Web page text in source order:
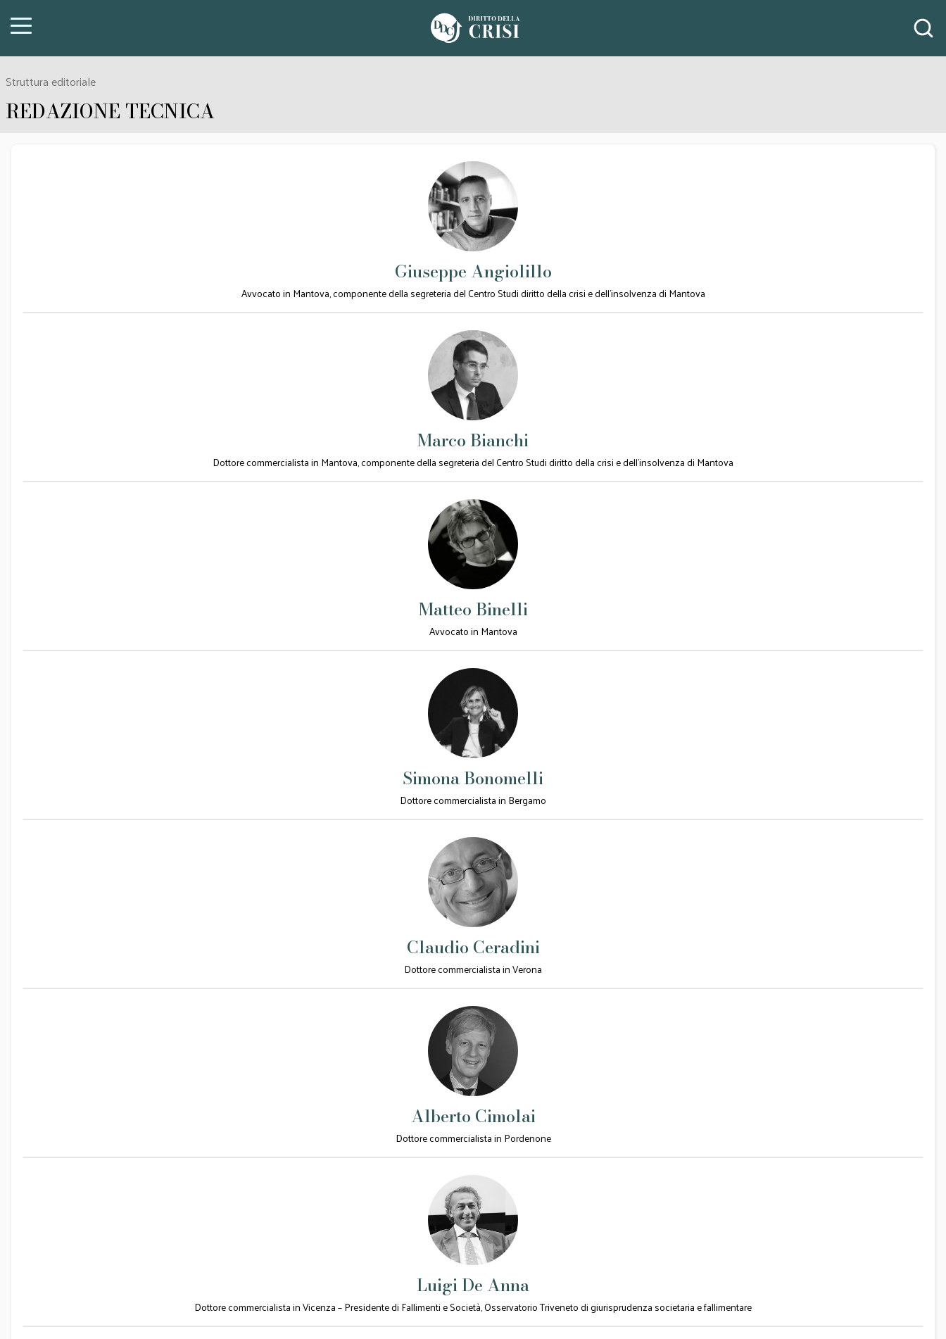
Struttura editoriale
REDAZIONE TECNICA
Giuseppe Angiolillo
Avvocato in Mantova, componente della segreteria del Centro Studi diritto della crisi e dell'insolvenza di Mantova
Marco Bianchi
Dottore commercialista in Mantova, componente della segreteria del Centro Studi diritto della crisi e dell'insolvenza di Mantova
Matteo Binelli
Avvocato in Mantova
Simona Bonomelli
Dottore commercialista in Bergamo
Claudio Ceradini
Dottore commercialista in Verona
Alberto Cimolai
Dottore commercialista in Pordenone
Luigi De Anna
Dottore commercialista in Vicenza – Presidente di Fallimenti e Società, Osservatorio Triveneto di giurisprudenza societaria e fallimentare